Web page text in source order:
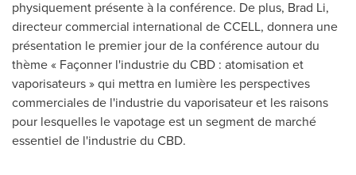
physiquement présente à la conférence. De plus, Brad Li,
directeur commercial international de CCELL, donnera une
présentation le premier jour de la conférence autour du
thème « Façonner l'industrie du CBD : atomisation et
vaporisateurs » qui mettra en lumière les perspectives
commerciales de l'industrie du vaporisateur et les raisons
pour lesquelles le vapotage est un segment de marché
essentiel de l'industrie du CBD.